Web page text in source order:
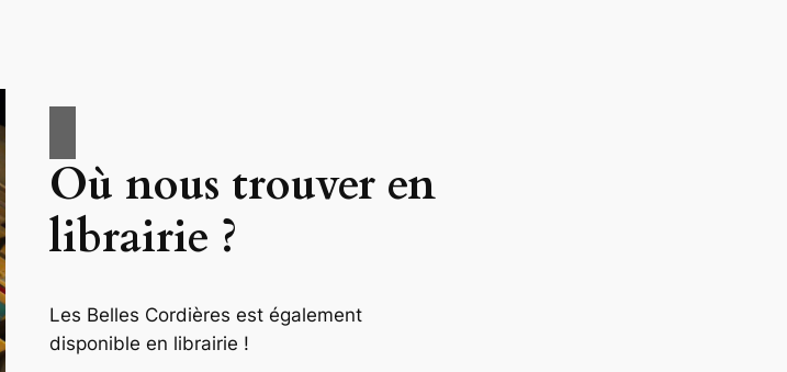
Où nous trouver en
librairie ?
Les Belles Cordières est également
disponible en librairie !